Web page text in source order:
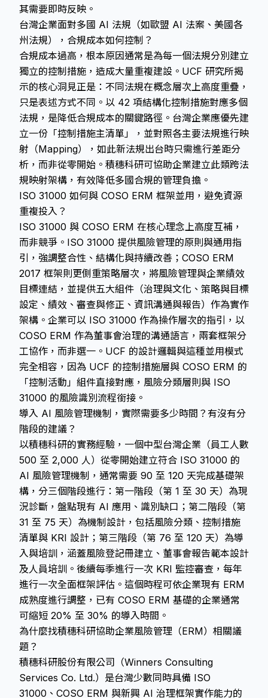
其需要即時反映。
台灣企業面對多國 AI 法規（如歐盟 AI 法案、美國各
州法規），合規成本如何控制？
合規成本過高，根本原因通常是為每一個法規分別建立
獨立的控制措施，造成大量重複建設。UCF 研究所揭
示的核心洞見正是：不同法規在概念層次上高度重疊，
只是表述方式不同。以 42 項結構化控制措施對應多個
法規，是降低合規成本的關鍵路徑。台灣企業應優先建
立一份「控制措施主清單」，並對照各主要法規進行映
射（Mapping），如此新法規出台時只需進行差距分
析，而非從零開始。積穗科研可協助企業建立此類跨法
規映射架構，有效降低多國合規的管理負擔。
ISO 31000 如何與 COSO ERM 框架並用，避免資源
重複投入？
ISO 31000 與 COSO ERM 在核心理念上高度互補，
而非競爭。ISO 31000 提供風險管理的原則與通用指
引，強調整合性、結構化與持續改善；COSO ERM
2017 框架則更側重策略層次，將風險管理與企業績效
目標連結，並提供五大組件（治理與文化、策略與目標
設定、績效、審查與修正、資訊溝通與報告）作為實作
架構。企業可以 ISO 31000 作為操作層次的指引，以
COSO ERM 作為董事會治理的溝通語言，兩套框架分
工協作，而非選一。UCF 的設計邏輯與這種並用模式
完全相容，因為 UCF 的控制措施層與 COSO ERM 的
「控制活動」組件直接對應，風險分類層則與 ISO
31000 的風險識別流程銜接。
導入 AI 風險管理機制，實際需要多少時間？有沒有分
階段的建議？
以積穗科研的實務經驗，一個中型台灣企業（員工人數
500 至 2,000 人）從零開始建立符合 ISO 31000 的
AI 風險管理機制，通常需要 90 至 120 天完成基礎架
構，分三個階段進行：第一階段（第 1 至 30 天）為現
況診斷，盤點現有 AI 應用、識別缺口；第二階段（第
31 至 75 天）為機制設計，包括風險分類、控制措施
清單與 KRI 設計；第三階段（第 76 至 120 天）為導
入與培訓，涵蓋風險登記冊建立、董事會報告範本設計
及人員培訓。後續每季進行一次 KRI 監控審查，每年
進行一次全面框架評估。這個時程可依企業現有 ERM
成熟度進行調整，已有 COSO ERM 基礎的企業通常
可縮短 20% 至 30% 的導入時間。
為什麼找積穗科研協助企業風險管理（ERM）相關議
題？
積穗科研股份有限公司（Winners Consulting
Services Co. Ltd.）是台灣少數同時具備 ISO
31000、COSO ERM 與新興 AI 治理框架實作能力的